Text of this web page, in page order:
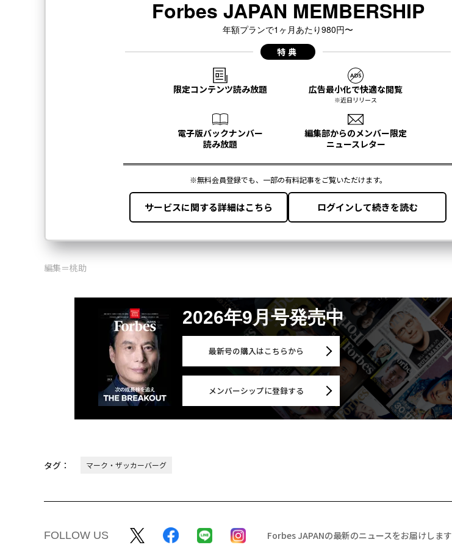
編集＝桃助
2026年9月号発売中
最新号の購入はこちらから
メンバーシップに登録する
タグ： マーク・ザッカーバーグ
FOLLOW US Forbes JAPANの最新のニュースをお届けします